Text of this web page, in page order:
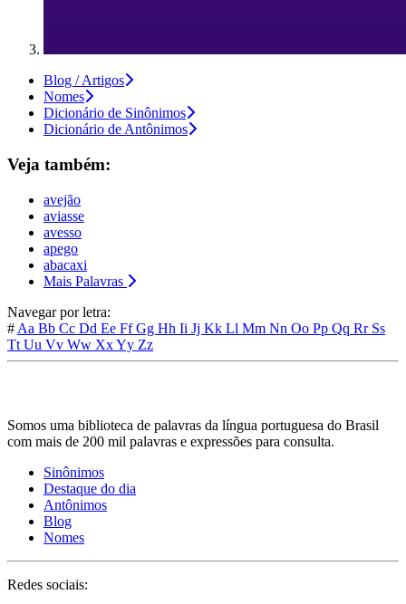
Blog / Artigos
Nomes
Dicionário de Sinônimos
Dicionário de Antônimos
Veja também:
avejão
aviasse
avesso
apego
abacaxi
Mais Palavras
Navegar por letra:
# Aa Bb Cc Dd Ee FfGg Hh Ii Jj Kk Ll Mm Nn Oo Pp Qq Rr Ss
Tt Uu Vv Ww XxYy Zz
Somos uma biblioteca de palavras da língua portuguesa do Brasil
com mais de 200 mil palavras e expressões para consulta.
Sinônimos
Destaque do dia
Antônimos
Blog
Nomes
Redes sociais: